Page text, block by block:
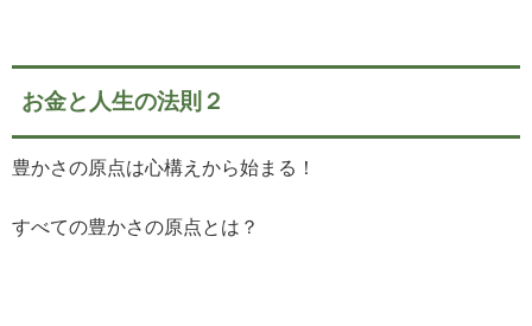
お金と人生の法則２
豊かさの原点は心構えから始まる！
すべての豊かさの原点とは？